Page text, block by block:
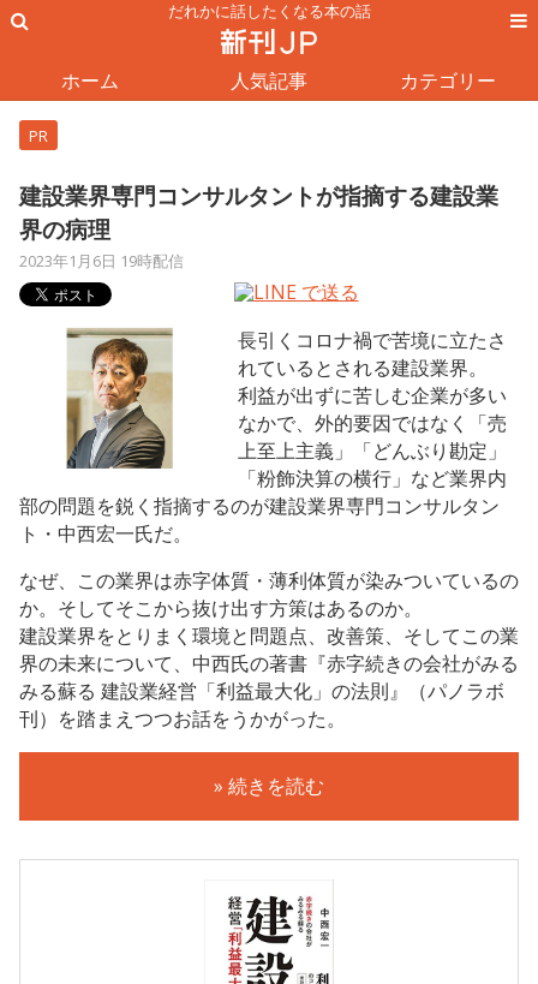
だれかに話したくなる本の話
ホーム 人気記事 カテゴリー
PR
建設業界専門コンサルタントが指摘する建設業
界の病理
2023年1月6日 19時配信
長引くコロナ禍で苦境に立たさ
れているとされる建設業界。
利益が出ずに苦しむ企業が多い
なかで、外的要因ではなく「売
上至上主義」「どんぶり勘定」
「粉飾決算の横行」など業界内
部の問題を鋭く指摘するのが建設業界専門コンサルタン
ト・中西宏一氏だ。
なぜ、この業界は赤字体質・薄利体質が染みついているの
か。そしてそこから抜け出す方策はあるのか。
建設業界をとりまく環境と問題点、改善策、そしてこの業
界の未来について、中西氏の著書『赤字続きの会社がみる
みる蘇る 建設業経営「利益最大化」の法則』（パノラボ
刊）を踏まえつつお話をうかがった。
» 続きを読む